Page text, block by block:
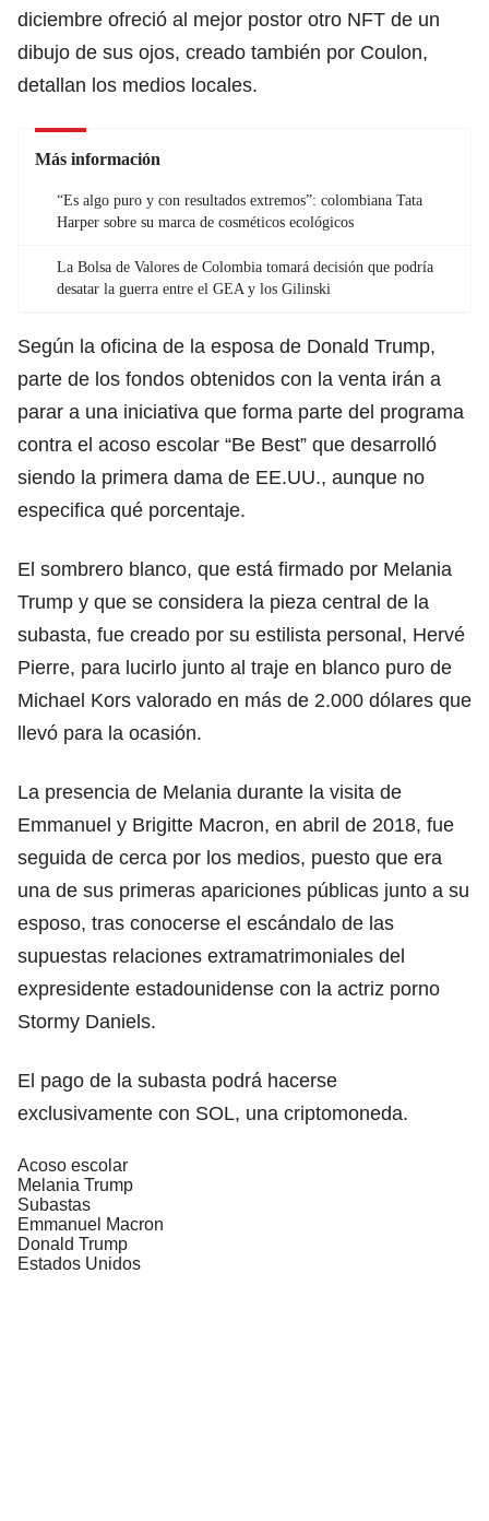
diciembre ofreció al mejor postor otro NFT de un
dibujo de sus ojos, creado también por Coulon,
detallan los medios locales.
Más información
“Es algo puro y con resultados extremos”: colombiana Tata
Harper sobre su marca de cosméticos ecológicos
La Bolsa de Valores de Colombia tomará decisión que podría
desatar la guerra entre el GEA y los Gilinski
Según la oficina de la esposa de Donald Trump,
parte de los fondos obtenidos con la venta irán a
parar a una iniciativa que forma parte del programa
contra el acoso escolar “Be Best” que desarrolló
siendo la primera dama de EE.UU., aunque no
especifica qué porcentaje.
El sombrero blanco, que está firmado por Melania
Trump y que se considera la pieza central de la
subasta, fue creado por su estilista personal, Hervé
Pierre, para lucirlo junto al traje en blanco puro de
Michael Kors valorado en más de 2.000 dólares que
llevó para la ocasión.
La presencia de Melania durante la visita de
Emmanuel y Brigitte Macron, en abril de 2018, fue
seguida de cerca por los medios, puesto que era
una de sus primeras apariciones públicas junto a su
esposo, tras conocerse el escándalo de las
supuestas relaciones extramatrimoniales del
expresidente estadounidense con la actriz porno
Stormy Daniels.
El pago de la subasta podrá hacerse
exclusivamente con SOL, una criptomoneda.
Acoso escolar
Melania Trump
Subastas
Emmanuel Macron
Donald Trump
Estados Unidos